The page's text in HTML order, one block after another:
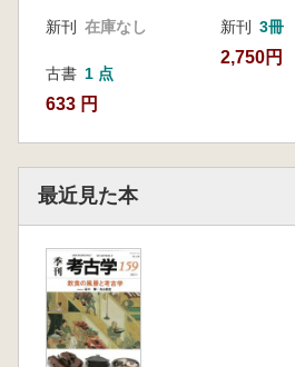
新刊 在庫なし
古書 1 点
633 円
新刊 3冊
2,750円
最近見た本